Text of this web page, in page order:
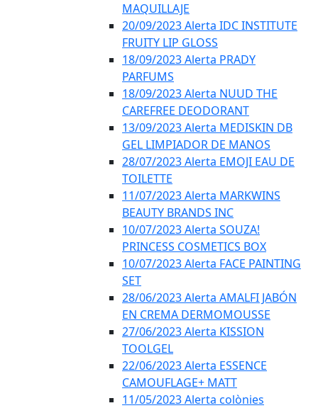
MAQUILLAJE
20/09/2023 Alerta IDC INSTITUTE
FRUITY LIP GLOSS
18/09/2023 Alerta PRADY
PARFUMS
18/09/2023 Alerta NUUD THE
CAREFREE DEODORANT
13/09/2023 Alerta MEDISKIN DB
GEL LIMPIADOR DE MANOS
28/07/2023 Alerta EMOJI EAU DE
TOILETTE
11/07/2023 Alerta MARKWINS
BEAUTY BRANDS INC
10/07/2023 Alerta SOUZA!
PRINCESS COSMETICS BOX
10/07/2023 Alerta FACE PAINTING
SET
28/06/2023 Alerta AMALFI JABÓN
EN CREMA DERMOMOUSSE
27/06/2023 Alerta KISSION
TOOLGEL
22/06/2023 Alerta ESSENCE
CAMOUFLAGE+ MATT
11/05/2023 Alerta colònies